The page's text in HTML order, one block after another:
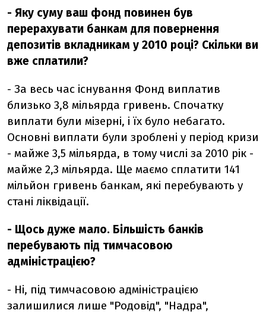
- Яку суму ваш фонд повинен був
перерахувати банкам для повернення
депозитів вкладникам у 2010 році? Скільки ви
вже сплатили?
- За весь час існування Фонд виплатив
близько 3,8 мільярда гривень. Спочатку
виплати були мізерні, і їх було небагато.
Основні виплати були зроблені у період кризи
- майже 3,5 мільярда, в тому числі за 2010 рік -
майже 2,3 мільярда. Ще маємо сплатити 141
мільйон гривень банкам, які перебувають у
стані ліквідації.
- Щось дуже мало. Більшість банків
перебувають під тимчасовою
адміністрацією?
- Ні, під тимчасовою адміністрацією
залишилися лише "Родовід", "Надра",